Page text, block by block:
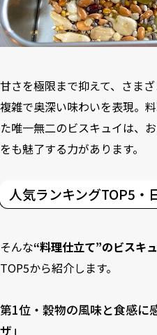
甘さを極限まで抑えて、さま
複雑で奥深い味わいを表現。
た唯一無二のビスキュイは、
をも魅了する力があります。
人気ランキングTOP5・
そんな“料理仕立て”のビスキ
TOP5から紹介します。
第1位・穀物の風味と食感に
ザ」